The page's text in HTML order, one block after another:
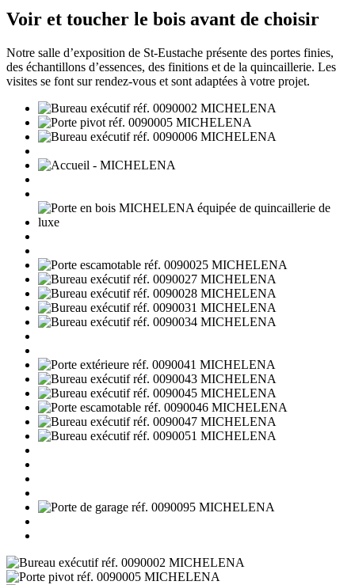
Voir et toucher le bois avant de choisir
Notre salle d’exposition de St-Eustache présente des portes finies,
des échantillons d’essences, des finitions et de la quincaillerie. Les
visites se font sur rendez-vous et sont adaptées à votre projet.